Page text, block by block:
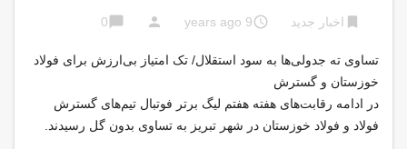
bookmark اخبار جدید access_time
9 years ago
person
chat_bubble
0
تساوی ته جدولی‌ها به سود استقلال/ تک امتیاز بی‌ارزش برای فولاد
خوزستان و گسترش
در ادامه رقابت‌های هفته هفتم لیگ برتر فوتبال تیم‌های گسترش
فولاد و فولاد خوزستان در شهر تبریز به تساوی بدون گل رسیدند.